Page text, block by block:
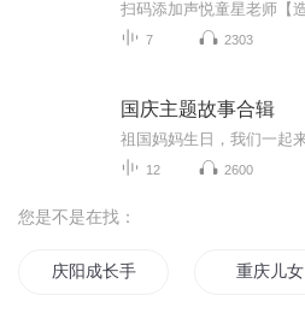
7 2303
国庆主题故事合辑
12 2600
您是不是在找：
庆阳成长手札 重庆儿女